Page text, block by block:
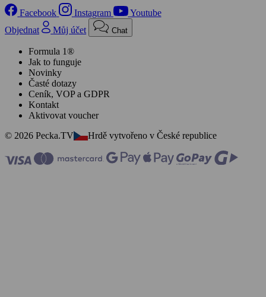
Facebook Instagram
Youtube
Objednat
Můj účet Chat
Formula 1®
Jak to funguje
Novinky
Časté dotazy
Ceník, VOP a GDPR
Kontakt
Aktivovat voucher
© 2026 Pecka.TV
Hrdě vytvořeno v České republice